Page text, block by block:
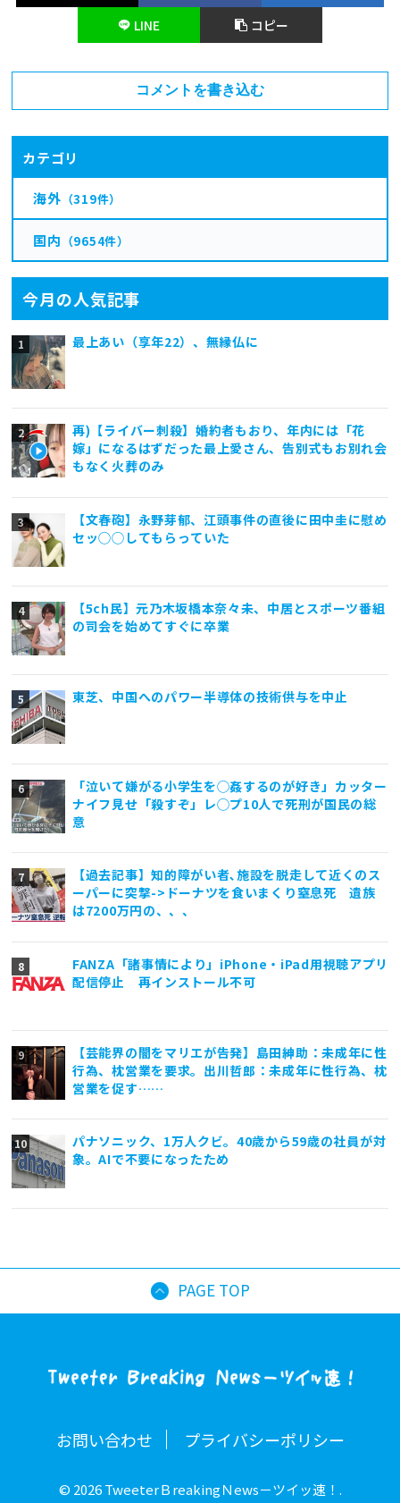
LINE
コピー
コメントを書き込む
カテゴリ
海外 （319件）
国内 （9654件）
今月の人気記事
最上あい（享年22）、無縁仏に
再)【ライバー刺殺】婚約者もおり、年内には「花
嫁」になるはずだった最上愛さん、告別式もお別れ会
もなく火葬のみ
【文春砲】永野芽郁、江頭事件の直後に田中圭に慰め
セッ◯◯してもらっていた
【5ch民】元乃木坂橋本奈々未、中居とスポーツ番組
の司会を始めてすぐに卒業
東芝、中国へのパワー半導体の技術供与を中止
「泣いて嫌がる小学生を◯姦するのが好き」カッター
ナイフ見せ「殺すぞ」レ◯プ10人で死刑が国民の総
意
【過去記事】知的障がい者､施設を脱走して近くのス
ーパーに突撃->ドーナツを食いまくり窒息死 遺族
は7200万円の、、、
FANZA「諸事情により」iPhone・iPad用視聴アプリ
配信停止 再インストール不可
【芸能界の闇をマリエが告発】島田紳助：未成年に性
行為、枕営業を要求。出川哲郎：未成年に性行為、枕
営業を促す……
パナソニック、1万人クビ。40歳から59歳の社員が対
象。AIで不要になったため
PAGE TOP
お問い合わせ プライバシーポリシー
© 2026 TweeterＢreakingＮews－ツイッ速！.